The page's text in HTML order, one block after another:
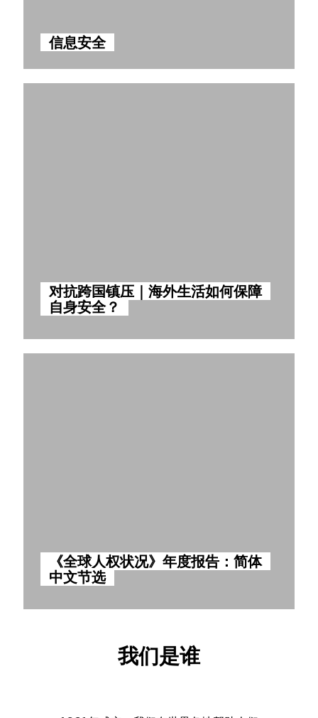
信息安全
对抗跨国镇压｜海外生活如何保障
自身安全？
《全球人权状况》年度报告：简体
中文节选
我们是谁